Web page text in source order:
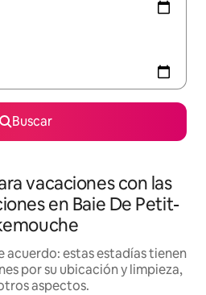
Buscar
vacaciones con las
en Baie De Petit-
acuerdo: estas estadías tienen
por su ubicación y limpieza,
aspectos.